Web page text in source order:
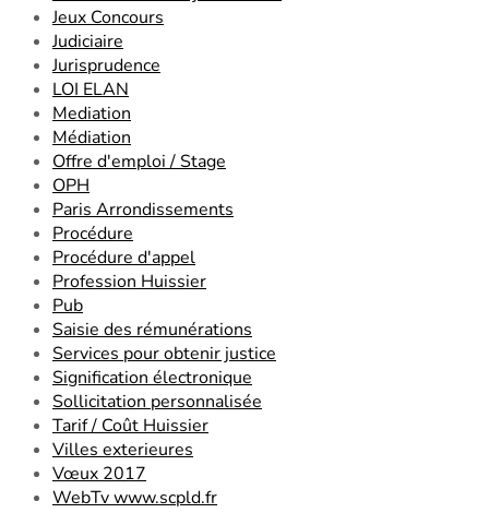
Jeux Concours
Judiciaire
Jurisprudence
LOI ELAN
Mediation
Médiation
Offre d'emploi / Stage
OPH
Paris Arrondissements
Procédure
Procédure d'appel
Profession Huissier
Pub
Saisie des rémunérations
Services pour obtenir justice
Signification électronique
Sollicitation personnalisée
Tarif / Coût Huissier
Villes exterieures
Vœux 2017
WebTv www.scpld.fr